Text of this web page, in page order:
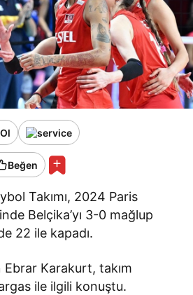
Beğen
Takımı, 2024 Paris
Belçika’yı 3-0 mağlup
22 ile kapadı.
Ebrar Karakurt, takım
ile ilgili konuştu.